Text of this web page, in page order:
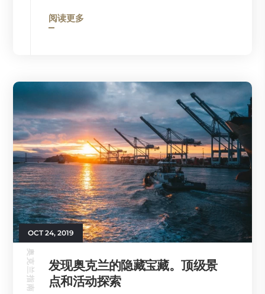
阅读更多
OCT 24, 2019
奥克兰指南
发现奥克兰的隐藏宝藏。顶级景
点和活动探索